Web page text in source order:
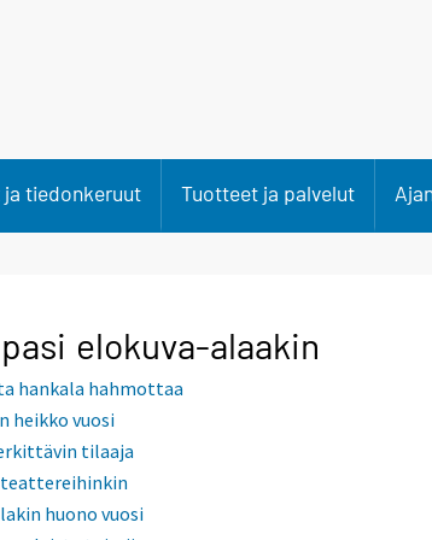
ja tiedonkeruut Tuotteet ja palvelut
elokuva-alaakin
hankala hahmottaa
heikko vuosi
tilaaja
huono vuosi